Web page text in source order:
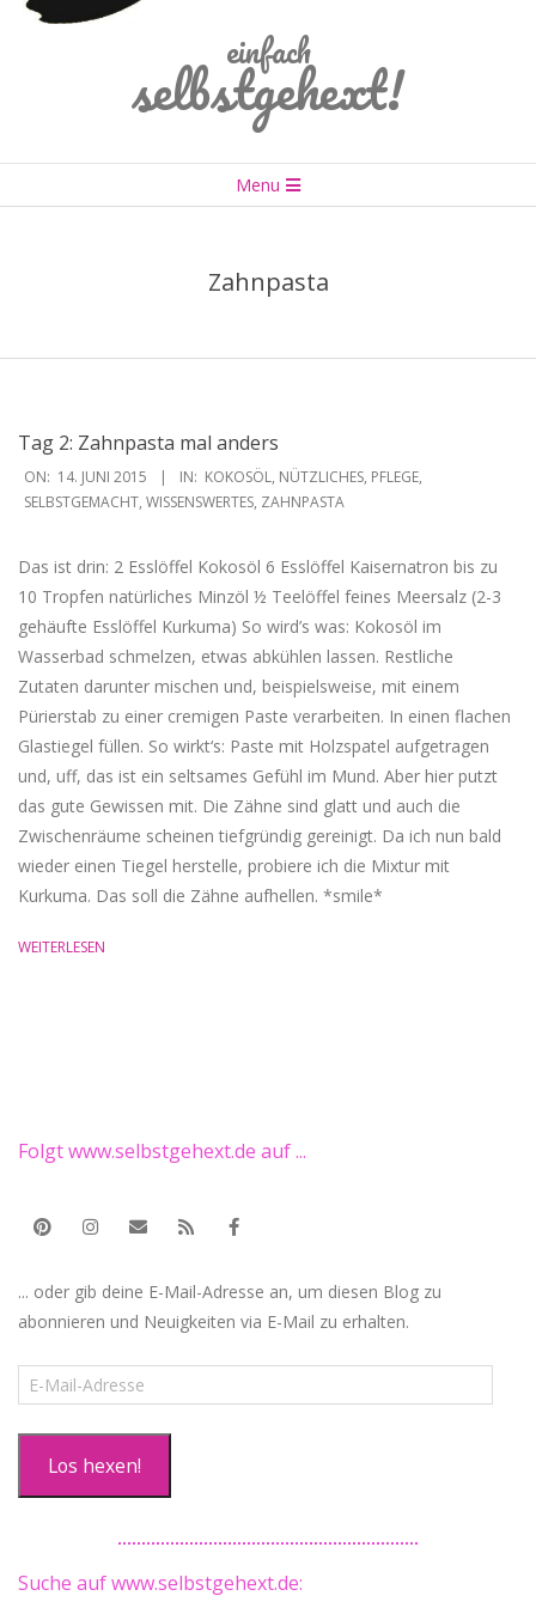
einfach
selbstgehext!
Navigation
Menu
Zahnpasta
Tag 2: Zahnpasta mal anders
2015-
06-
ON: 14. JUNI 2015 IN: KOKOSÖL, NÜTZLICHES, PFLEGE,
SELBSTGEMACHT, WISSENSWERTES, ZAHNPASTA
Das ist drin: 2 Esslöffel Kokosöl 6 Esslöffel Kaisernatron bis zu
10 Tropfen natürliches Minzöl ½ Teelöffel feines Meersalz (2-3
gehäufte Esslöffel Kurkuma) So wird’s was: Kokosöl im
Wasserbad schmelzen, etwas abkühlen lassen. Restliche
Zutaten darunter mischen und, beispielsweise, mit einem
Pürierstab zu einer cremigen Paste verarbeiten. In einen flachen
Glastiegel füllen. So wirkt‘s: Paste mit Holzspatel aufgetragen
und, uff, das ist ein seltsames Gefühl im Mund. Aber hier putzt
das gute Gewissen mit. Die Zähne sind glatt und auch die
Zwischenräume scheinen tiefgründig gereinigt. Da ich nun bald
wieder einen Tiegel herstelle, probiere ich die Mixtur mit
Kurkuma. Das soll die Zähne aufhellen. *smile*
WEITERLESEN
Folgt www.selbstgehext.de auf ...
... oder gib deine E-Mail-Adresse an, um diesen Blog zu
abonnieren und Neuigkeiten via E-Mail zu erhalten.
E-
Mail-
Los hexen!
Suche auf www.selbstgehext.de: